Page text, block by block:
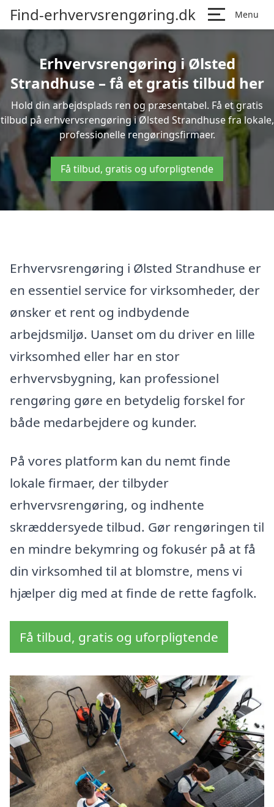
Find-erhvervsrengøring.dk Menu
Erhvervsrengøring i Ølsted
Strandhuse – få et gratis tilbud her
Hold din arbejdsplads ren og præsentabel. Få et gratis
tilbud på erhvervsrengøring i Ølsted Strandhuse fra lokale,
professionelle rengøringsfirmaer.
Få tilbud, gratis og uforpligtende
Erhvervsrengøring i Ølsted Strandhuse er
en essentiel service for virksomheder, der
ønsker et rent og indbydende
arbejdsmiljø. Uanset om du driver en lille
virksomhed eller har en stor
erhvervsbygning, kan professionel
rengøring gøre en betydelig forskel for
både medarbejdere og kunder.
På vores platform kan du nemt finde
lokale firmaer, der tilbyder
erhvervsrengøring, og indhente
skræddersyede tilbud. Gør rengøringen til
en mindre bekymring og fokusér på at få
din virksomhed til at blomstre, mens vi
hjælper dig med at finde de rette fagfolk.
Få tilbud, gratis og uforpligtende